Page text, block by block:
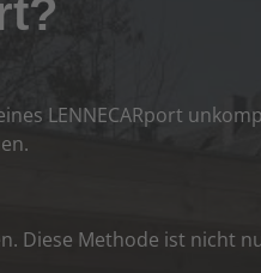
LENNECARport
Diese Methode ist nicht